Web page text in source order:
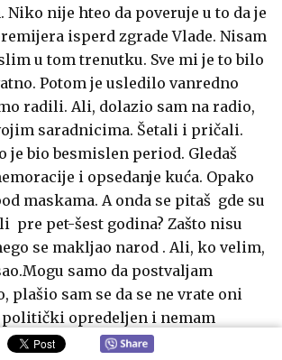
Niko nije hteo da poveruje u to da je
isperd zgrade Vlade. Nisam
u tom trenutku. Sve mi je to bilo
Potom je usledilo vanredno
radili. Ali, dolazio sam na radio,
saradnicima. Šetali i pričali.
je bio besmislen period. Gledaš
i opsedanje kuća. Opako
maskama. A onda se pitaš gde su
pre pet-šest godina? Zašto nisu
se makljao narod . Ali, ko velim,
samo da postvaljam
plašio sam se da se ne vrate oni
politički opredeljen i nemam
bilo kojom političkom strankom,